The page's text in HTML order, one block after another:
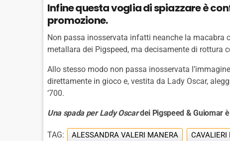
Infine questa voglia di spiazzare è
promozione.
Non passa inosservata infatti neanche la macabra
metallara dei Pigspeed, ma decisamente di rottura
Allo stesso modo non passa inosservata
direttamente in gioco e, vestita da Lady Oscar,
‘700.
Una spada per Lady Oscardei Pigspeed & Guiomar
TAG: ALESSANDRA VALERI MANERA CAVALIERI